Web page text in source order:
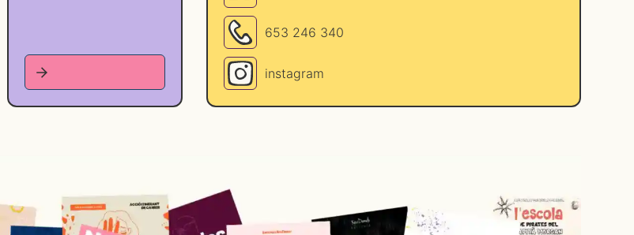
653 246 340
instagram